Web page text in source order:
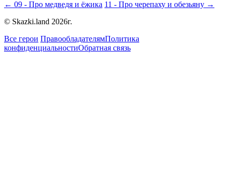
← 09 - Про медведя и ёжика 11 - Про черепаху и обезьяну →
© Skazki.land 2026г.
Все герои ПравообладателямПолитика
конфиденциальностиОбратная связь